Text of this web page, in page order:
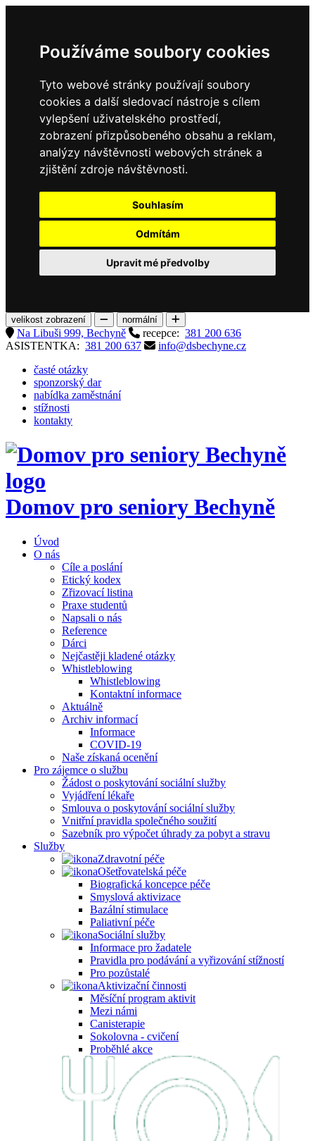
Používáme soubory cookies
Tyto webové stránky používají soubory
cookies a další sledovací nástroje s cílem
vylepšení uživatelského prostředí,
zobrazení přizpůsobeného obsahu a reklam,
analýzy návštěvnosti webových stránek a
zjištění zdroje návštěvnosti.
Souhlasím
Odmítám
Upravit mé předvolby
velikost zobrazení normální
Na Libuši 999, Bechyně recepce: 381 200 636
ASISTENTKA: 381 200 637
info@dsbechyne.cz
časté otázky
sponzorský dar
nabídka zaměstnání
stížnosti
kontakty
Domov pro seniory Bechyně
Úvod
O nás
Cíle a poslání
Etický kodex
Zřizovací listina
Praxe studentů
Napsali o nás
Reference
Dárci
Nejčastěji kladené otázky
Whistleblowing
Whistleblowing
Kontaktní informace
Aktuálně
Archiv informací
Informace
COVID-19
Naše získaná ocenění
Pro zájemce o službu
Žádost o poskytování sociální služby
Vyjádření lékaře
Smlouva o poskytování sociální služby
Vnitřní pravidla společného soužití
Sazebník pro výpočet úhrady za pobyt a stravu
Služby
Zdravotní péče
Ošetřovatelská péče
Biografická koncepce péče
Smyslová aktivizace
Bazální stimulace
Paliativní péče
Sociální služby
Informace pro žadatele
Pravidla pro podávání a vyřizování stížností
Pro pozůstalé
Aktivizační činnosti
Měsíční program aktivit
Mezi námi
Canisterapie
Sokolovna - cvičení
Proběhlé akce